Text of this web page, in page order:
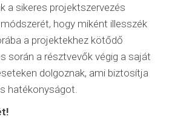
a sikeres projektszervezés
hogy miként illesszék
a projektekhez kötődő
során a résztvevők végig a saját
dolgoznak, ami biztosítja
hatékonyságot.